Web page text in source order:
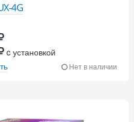
4G
c установкой
Нет в наличии